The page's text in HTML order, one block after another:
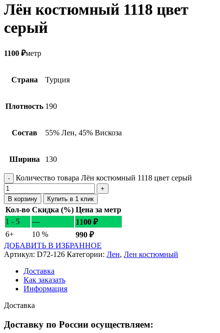
Лён костюмный 1118 цвет
серый
1100 ₽метр
Страна Турция
Плотность 190
Состав 55% Лен, 45% Вискоза
Ширина 130
Количество товара Лён костюмный 1118 цвет серый
В корзину Купить в 1 клик
Кол-во Скидка (%) Цена за метр
1 - 5
— 1100 ₽
6+
10 % 990 ₽
ДОБАВИТЬ В ИЗБРАННОЕ
Артикул: D72-126 Категории: Лен, Лен костюмный
Доставка
Как заказать
Информация
Доставка
Доставку по России осуществляем: